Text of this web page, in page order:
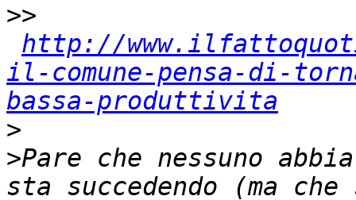
>>
http://
il-comune-pensa-di-
bassa-produttivita
>
>Pare che nessuno